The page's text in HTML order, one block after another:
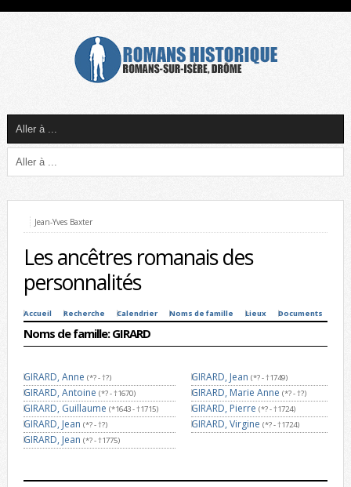
Jean-Yves Baxter
Les ancêtres romanais des
personnalités
Accueil Recherche Calendrier Noms de famille Lieux Documents
Noms de famille: GIRARD
GIRARD, Anne (*? - †?)
GIRARD, Antoine (*? - †1670)
GIRARD, Guillaume (*1643 - †1715)
GIRARD, Jean (*? - †?)
GIRARD, Jean (*? - †1775)
GIRARD, Jean (*? - †1749)
GIRARD, Marie Anne (*? - †?)
GIRARD, Pierre (*? - †1724)
GIRARD, Virgine (*? - †1724)